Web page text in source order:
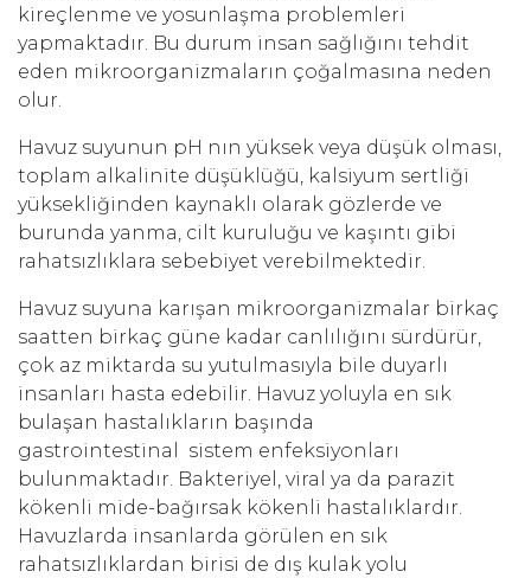
kireçlenme ve yosunlaşma problemleri
yapmaktadır. Bu durum insan sağlığını tehdit
eden mikroorganizmaların çoğalmasına neden
olur.
Havuz suyunun pH nın yüksek veya düşük olması,
toplam alkalinite düşüklüğü, kalsiyum sertliği
yüksekliğinden kaynaklı olarak gözlerde ve
burunda yanma, cilt kuruluğu ve kaşıntı gibi
rahatsızlıklara sebebiyet verebilmektedir.
Havuz suyuna karışan mikroorganizmalar birkaç
saatten birkaç güne kadar canlılığını sürdürür,
çok az miktarda su yutulmasıyla bile duyarlı
insanları hasta edebilir. Havuz yoluyla en sık
bulaşan hastalıkların başında
gastrointestinal sistem enfeksiyonları
bulunmaktadır. Bakteriyel, viral ya da parazit
kökenli mide-bağırsak kökenli hastalıklardır.
Havuzlarda insanlarda görülen en sık
rahatsızlıklardan birisi de dış kulak yolu